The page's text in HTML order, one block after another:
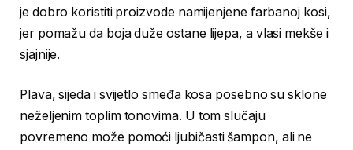
je dobro koristiti proizvode namijenjene farbanoj kosi,
jer pomažu da boja duže ostane lijepa, a vlasi mekše i
sjajnije.
Plava, sijeda i svijetlo smeđa kosa posebno su sklone
neželjenim toplim tonovima. U tom slučaju
povremeno može pomoći ljubičasti šampon, ali ne